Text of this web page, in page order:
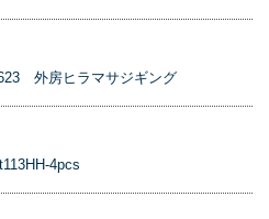
外房ヒラマサジギング
4pcs